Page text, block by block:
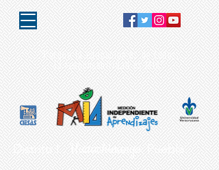
"Porque la educación es de todos,
la responsabilidad es MIA"
Distrito I . Huauchinango. Puebla